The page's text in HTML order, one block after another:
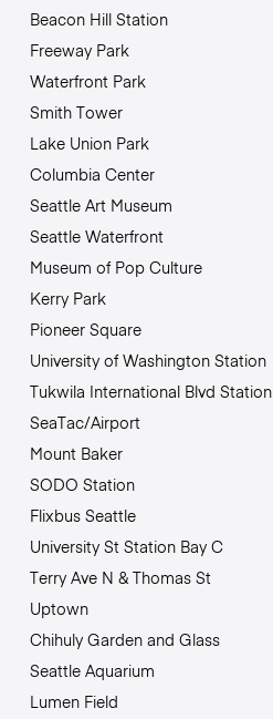
Beacon Hill Station
Freeway Park
Waterfront Park
Smith Tower
Lake Union Park
Columbia Center
Seattle Art Museum
Seattle Waterfront
Museum of Pop Culture
Kerry Park
Pioneer Square
University of Washington Station
Tukwila International Blvd Station
SeaTac/Airport
Mount Baker
SODO Station
Flixbus Seattle
University St Station Bay C
Terry Ave N & Thomas St
Uptown
Chihuly Garden and Glass
Seattle Aquarium
Lumen Field